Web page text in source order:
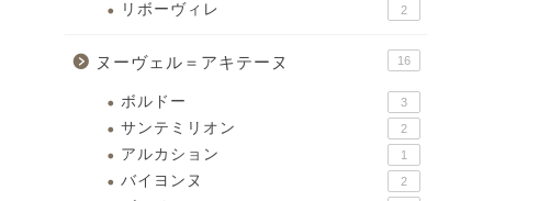
リボーヴィレ 2
ヌーヴェル＝アキテーヌ 16
ボルドー 3
サンテミリオン 2
アルカション 1
バイヨンヌ 2